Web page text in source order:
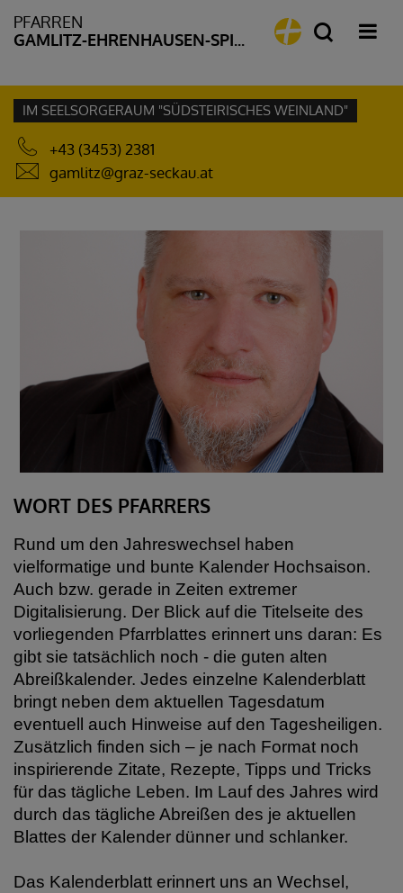
PFARREN
GAMLITZ-EHRENHAUSEN-SPIELFELD
IM SEELSORGERAUM "SÜDSTEIRISCHES WEINLAND"
+43 (3453) 2381
gamlitz@graz-seckau.at
WORT DES PFARRERS
Rund um den Jahreswechsel haben
vielformatige und bunte Kalender Hochsaison.
Auch bzw. gerade in Zeiten extremer
Digitalisierung. Der Blick auf die Titelseite des
vorliegenden Pfarrblattes erinnert uns daran: Es
gibt sie tatsächlich noch - die guten alten
Abreißkalender. Jedes einzelne Kalenderblatt
bringt neben dem aktuellen Tagesdatum
eventuell auch Hinweise auf den Tagesheiligen.
Zusätzlich finden sich – je nach Format noch
inspirierende Zitate, Rezepte, Tipps und Tricks
für das tägliche Leben. Im Lauf des Jahres wird
durch das tägliche Abreißen des je aktuellen
Blattes der Kalender dünner und schlanker.
Das Kalenderblatt erinnert uns an Wechsel,